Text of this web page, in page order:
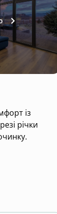
із
річки
метушні,
(або
наш будинок